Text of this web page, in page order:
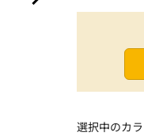
選択中のカラ